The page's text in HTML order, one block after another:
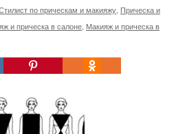
по прическам и макияжу Прическа и
и прическа в салоне Макияж и прическа в